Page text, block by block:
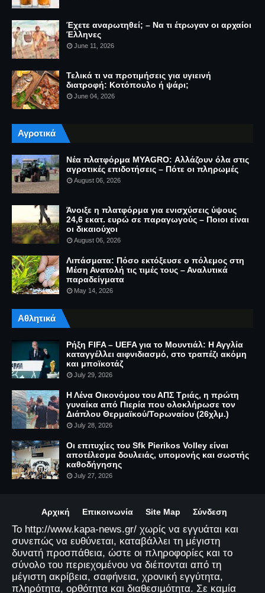
Έχετε αναρωτηθεί; – Να τι έτρωγαν οι αρχαίοι
Έλληνες
June 11, 2026
Τελικά τι να προτιμήσεις για υγιεινή
διατροφή: Κοτόπουλο ή ψάρι;
June 04, 2026
Αγροτικά
Νέα πλατφόρμα MYAGRO: Αλλάζουν όλα στις
αγροτικές επιδοτήσεις – Πότε οι πληρωμές
August 06, 2026
Άνοιξε η πλατφόρμα για ενισχύσεις ύψους
24,6 εκατ. ευρώ σε παραγωγούς – Ποιοι είναι
οι δικαιούχοι
August 06, 2026
Λιπάσματα: Πόσο εκτόξευσε ο πόλεμος στη
Μέση Ανατολή τις τιμές τους – Αναλυτικά
παραδείγματα
May 14, 2026
Αθλητικά
Ρήξη FIFA – UEFA για το Μουντιάλ: Η Αγγλία
καταγγέλλει αιφνιδιασμό, στο τραπέζι ακόμη
και μποϊκοτάζ
July 29, 2026
Η Λένα Οικονόμου του ΑΠΣ Τριάς, η πρώτη
γυναίκα από Πιερία που ολοκλήρωσε τον
Διάπλου Θερμαϊκού/Τορωναίου (26χλμ.)
July 28, 2026
Οι επιτυχίες του Sfk Pierikos Volley είναι
αποτέλεσμα δουλειάς, υπομονής και σωστής
καθοδήγησης
July 27, 2026
Αρχική Επικοινωνία Site Map Σύνδεση
Το http://www.kapa-news.gr/ χωρίς να εγγυάται και
συνεπώς να ευθύνεται, καταβάλλει τη μέγιστη
δυνατή προσπάθεια, ώστε οι πληροφορίες και το
σύνολο του περιεχομένου να διέπονται από τη
μέγιστη ακρίβεια, σαφήνεια, χρονική εγγύτητα,
πληρότητα, ορθότητα και διαθεσιμότητα. Σε καμία